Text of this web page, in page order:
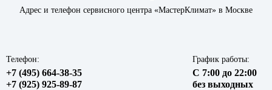
Адрес и телефон сервисного центра «МастерКлимат» в Москве
Телефон:
+7 (495) 664-38-35
+7 (925) 925-89-87
График работы:
С 7:00 до 22:00
без выходных